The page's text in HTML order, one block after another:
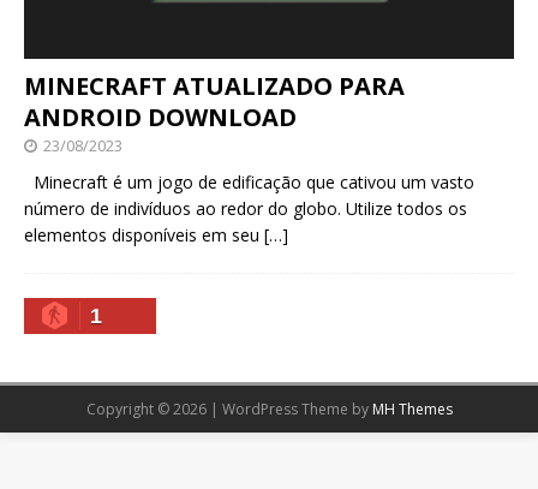
MINECRAFT ATUALIZADO PARA
ANDROID DOWNLOAD
23/08/2023
Minecraft é um jogo de edificação que cativou um vasto
número de indivíduos ao redor do globo. Utilize todos os
elementos disponíveis em seu […]
1
Copyright © 2026 | WordPress Theme by MH Themes